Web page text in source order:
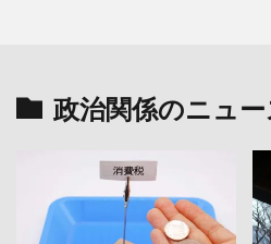
政治関係のニュー